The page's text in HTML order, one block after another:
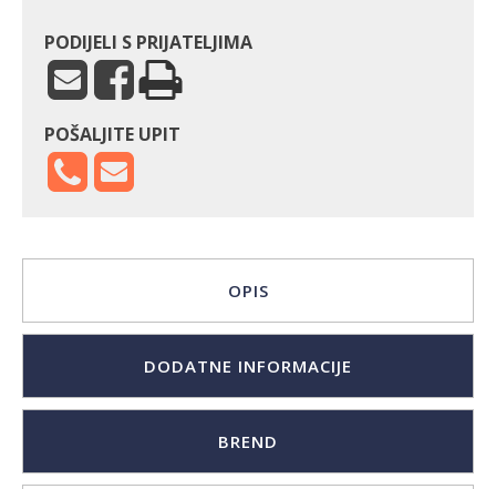
PODIJELI S PRIJATELJIMA
POŠALJITE UPIT
OPIS
DODATNE INFORMACIJE
BREND